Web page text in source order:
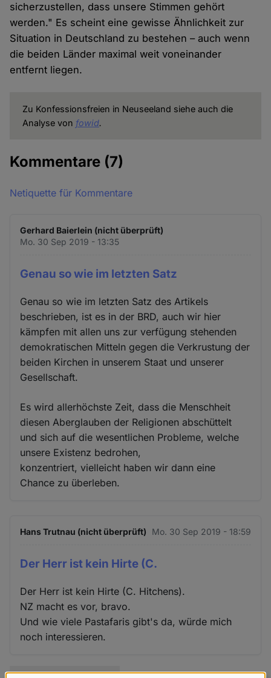
sicherzustellen, dass unsere Stimmen gehört
werden." Es scheint eine gewisse Ähnlichkeit zur
Situation in Deutschland zu bestehen – auch wenn
die beiden Länder maximal weit voneinander
entfernt liegen.
Zu Konfessionsfreien in Neuseeland siehe auch die
Analyse von fowid.
Kommentare (7)
Netiquette für Kommentare
Gerhard Baierlein (nicht überprüft)
Mo. 30 Sep 2019 - 13:35
Genau so wie im letzten Satz
Genau so wie im letzten Satz des Artikels
beschrieben, ist es in der BRD, auch wir hier
kämpfen mit allen uns zur verfügung stehenden
demokratischen Mitteln gegen die Verkrustung der
beiden Kirchen in unserem Staat und unserer
Gesellschaft.
Es wird allerhöchste Zeit, dass die Menschheit
diesen Aberglauben der Religionen abschüttelt
und sich auf die wesentlichen Probleme, welche
unsere Existenz bedrohen,
konzentriert, vielleicht haben wir dann eine
Chance zu überleben.
Hans Trutnau (nicht überprüft) Mo. 30 Sep 2019 - 18:59
Der Herr ist kein Hirte (C.
Der Herr ist kein Hirte (C. Hitchens).
NZ macht es vor, bravo.
Und wie viele Pastafaris gibt's da, würde mich
noch interessieren.